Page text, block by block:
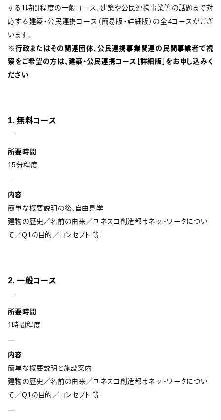
する1時間程度の一般コース、建築や公民連携事業等の話題まで対
応する建築・公民連携コース（簡易版・詳細版）の全4コースがござ
います。
※行政またはその関連団体、公民連携事業関連の民間事業者で視
察をご希望の方は、建築・公民連携コース［詳細版］をお申し込みく
ださい
1. 無料コース
所要時間
15分程度
内容
簡単な概要説明の後、自由見学
建物の歴史／名前の由来／ユネスコ創造都市ネットワークについ
て／Q1の目的／コンセプト 等
2. 一般コース
所要時間
1時間程度
内容
簡単な概要説明と施設案内
建物の歴史／名前の由来／ユネスコ創造都市ネットワークについ
て／Q1の目的／コンセプト 等